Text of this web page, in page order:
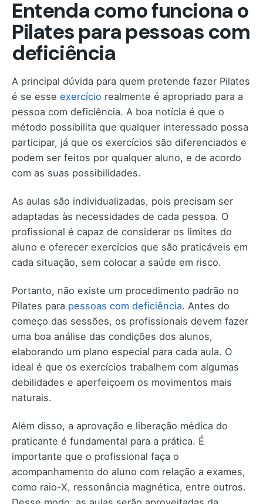
Entenda como funciona o
Pilates para pessoas com
deficiência
A principal dúvida para quem pretende fazer Pilates
é se esse exercício realmente é apropriado para a
pessoa com deficiência. A boa notícia é que o
método possibilita que qualquer interessado possa
participar, já que os exercícios são diferenciados e
podem ser feitos por qualquer aluno, e de acordo
com as suas possibilidades.
As aulas são individualizadas, pois precisam ser
adaptadas às necessidades de cada pessoa. O
profissional é capaz de considerar os limites do
aluno e oferecer exercícios que são praticáveis em
cada situação, sem colocar a saúde em risco.
Portanto, não existe um procedimento padrão no
Pilates para pessoas com deficiência. Antes do
começo das sessões, os profissionais devem fazer
uma boa análise das condições dos alunos,
elaborando um plano especial para cada aula. O
ideal é que os exercícios trabalhem com algumas
debilidades e aperfeiçoem os movimentos mais
naturais.
Além disso, a aprovação e liberação médica do
praticante é fundamental para a prática. É
importante que o profissional faça o
acompanhamento do aluno com relação a exames,
como raio-X, ressonância magnética, entre outros.